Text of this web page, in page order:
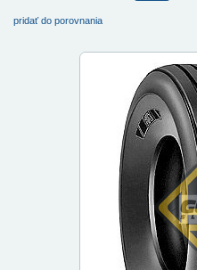
pridať do porovnania